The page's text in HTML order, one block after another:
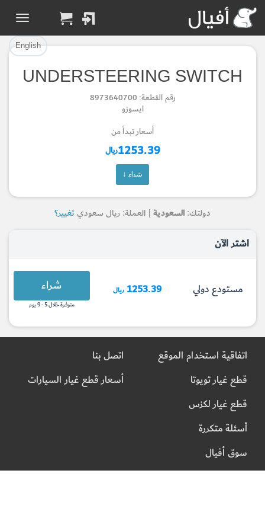
English
UNDERSTEERING SWITCH
رقم القطعة: 8973640700
ايسوزو
أسعار تبدأ من
1253.39ريال
شراء ↓
دولتك: السعودية | العملة: ريال سعوديتغيير؟
اشتر الآن
مستودع دولي 1253.39 ريال شراء
متوفرة خلال 5 - 9 يوم
تم إضافة القطعة بنجاح.
الرجوع لصفحة البحث
Part Successfully
Selected
Return to Search Page
تم إضافة القطعة للسلة بنجاح.
إتمام عملية الشراء
Part Added to Cart
Checkout
اتفاقية استخدام الموقع
قطع غيار تويوتا
قطع غيار لكزس
أسئلة متكررة
سوق أفيال
اتصل بنا
أسعار قطع غيار السيارات